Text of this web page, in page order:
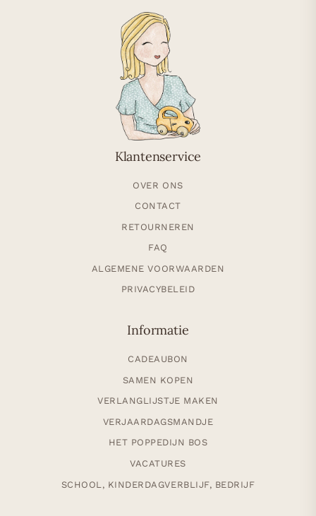
Klantenservice
OVER ONS
CONTACT
RETOURNEREN
FAQ
ALGEMENE VOORWAARDEN
PRIVACYBELEID
Informatie
CADEAUBON
SAMEN KOPEN
VERLANGLIJSTJE MAKEN
VERJAARDAGSMANDJE
HET POPPEDIJN BOS
VACATURES
SCHOOL, KINDERDAGVERBLIJF, BEDRIJF